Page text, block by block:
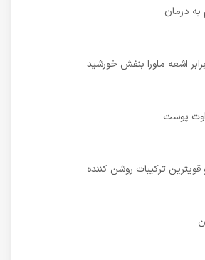
درمان
اشعه ماورا بنفش خورشید
پوست
ترکیبات روشن کننده